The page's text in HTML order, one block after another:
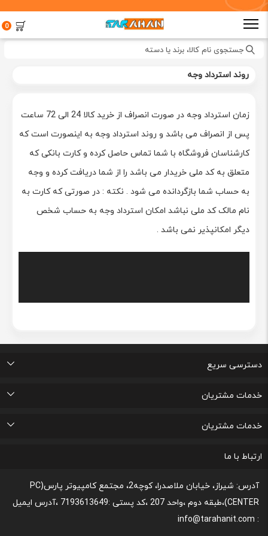
0
جستجوی نام کالا، برند یا دسته
روند استرداد وجه
زمان استرداد وجه در صورت انصراف از خرید کالا 24 الی 72 ساعت
پس از انصراف می باشد و روند استرداد وجه به اینصورت است که
کارشناسان فروشگاه با شما تماس حاصل کرده و کارت بانکی که
متعلق به کد ملی خریدار می باشد را از شما دریافت کرده و وجه
به حساب شما بازگردانده می شود . نکته : در صورتی که کارت به
نام مالک کد ملی نباشد امکان استرداد وجه به حساب شخص
دیگر امکانپذیر نمی باشد .
دسترسی سریع
تماس با ما
درباره ما
پرسشهای متداول
اتاق خبر
خدمات مشتریان
قوانین و مقررات مربوط به رعایت حریم شخصی
پیگیری خرید و مدت زمان تحویل
لیست علاقه مندی های من
پشتیبانی و ثبت شکایات مصرف کنندگان
خدمات مشتریان
رونداسترداد وجه
روند مرجوعي كالا و نحوه فسخ خدمات
قوانین و مقررات،نحوه ی پرداخت و شیوه ی ارسال
نحوه پشتیبانی و خدمات پس از فروش
ارتباط با ما
آدرس: شیراز، خیابان ملاصدرا، کوچه2، مجتمع کامپیوتر پارس(PC
CENTER)،طبقه دوم ،واحد 207 ،کد پستی :7193613649 ،آدرس ایمیل
: info@tarahanit.com